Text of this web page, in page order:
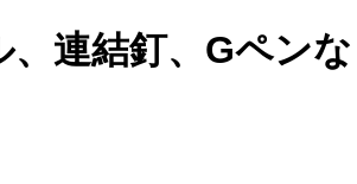
連結釘、Gペン